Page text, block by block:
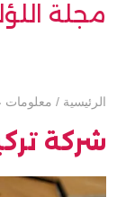
مجلة
الرئيسية / معلومات
شركة